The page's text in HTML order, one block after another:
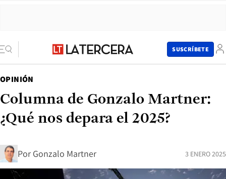
SUSCRÍBETE
OPINIÓN
Columna de Gonzalo Martner:
¿Qué nos depara el 2025?
Por Gonzalo Martner 3 ENERO 2025